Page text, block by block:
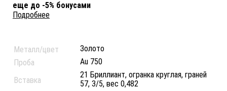
еще до -5% бонусами
Подробнее
Металл/цвет
Золото
Проба
Au 750
Вставка
21 Бриллиант, огранка круглая, граней
57, 3/5, вес 0,482